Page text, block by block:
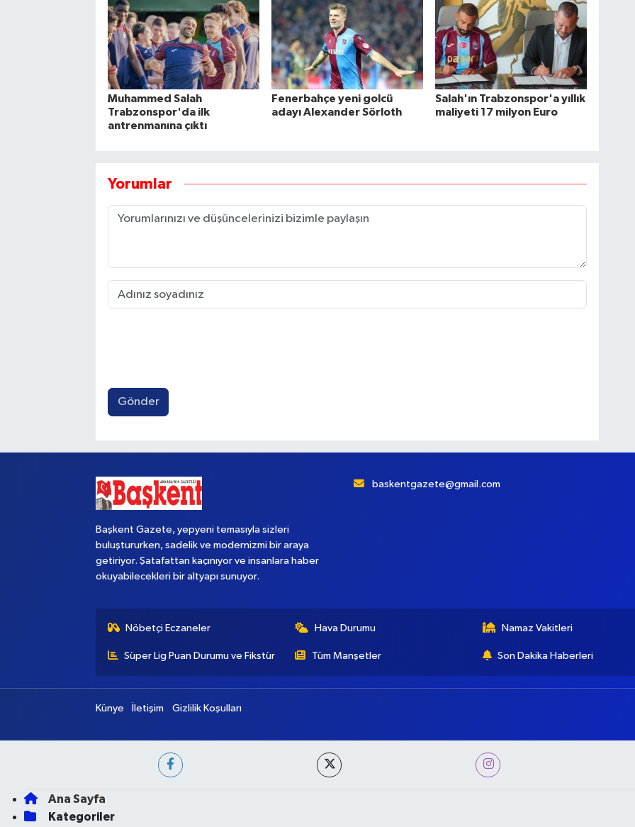
Muhammed Salah
Trabzonspor'da ilk
antrenmanına çıktı
Fenerbahçe yeni golcü
adayı Alexander Sörloth
Salah'ın Trabzonspor'a yıllık
maliyeti 17 milyon Euro
Yorumlar
Gönder
Başkent Gazete, yepyeni temasıyla sizleri
buluştururken, sadelik ve modernizmi bir araya
getiriyor. Şatafattan kaçınıyor ve insanlara haber
okuyabilecekleri bir altyapı sunuyor.
baskentgazete@gmail.com
Nöbetçi Eczaneler Hava Durumu Namaz Vakitleri
Süper Lig Puan Durumu ve Fikstür Tüm Manşetler Son Dakika Haberleri
Künye İletişim Gizlilik Koşulları
Ana Sayfa
Kategoriler